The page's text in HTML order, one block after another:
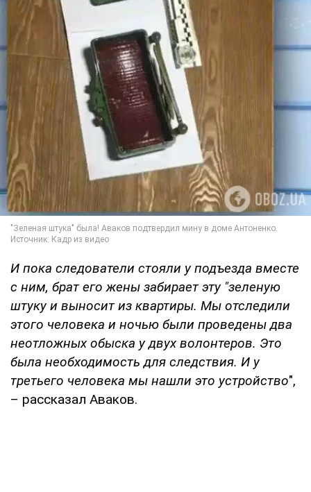
И пока следователи стояли у подъезда вместе
с ним, брат его жены забирает эту "зеленую
штуку и выносит из квартиры. Мы отследили
этого человека и ночью были проведены два
неотложных обыска у двух волонтеров. Это
была необходимость для следствия. И у
третьего человека мы нашли это устройство",
– рассказал Аваков.